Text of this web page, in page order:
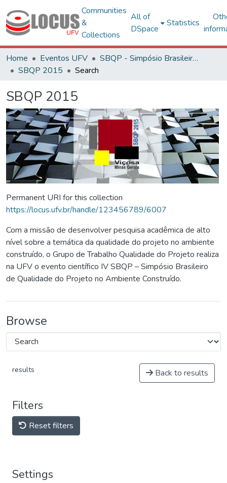
Communities
&
Collections
All of
DSpace
Statistics
Home Eventos UFV
SBQP - Simpósio Brasileiro de Qualidade do Projeto no Ambiente Construído
SBQP 2015
Search
SBQP 2015
Permanent URI for this collection
https://locus.ufv.br/handle/123456789/6007
Com a missão de desenvolver pesquisa acadêmica de alto
nível sobre a temática da qualidade do projeto no ambiente
construído, o Grupo de Trabalho Qualidade do Projeto realiza
na UFV o evento científico IV SBQP – Simpósio Brasileiro
de Qualidade do Projeto no Ambiente Construído.
Browse
results Back to results
Filters
Reset filters
Settings